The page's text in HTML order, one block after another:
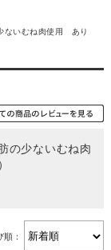
ないむね肉使用 あり
の少ないむね肉
順：